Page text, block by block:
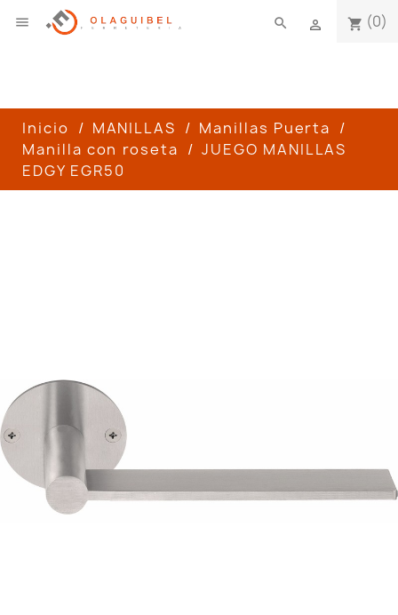
 shopping_cart (0)

search
Inicio MANILLAS
Manillas Puerta
Manilla con roseta
JUEGO MANILLAS
EDGY EGR50